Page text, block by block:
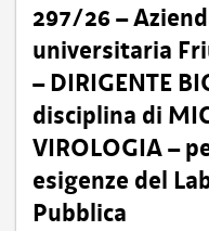
297/26 –
universitaria
– DIRIGENTE
disciplina di
VIROLOGIA –
esigenze del
Pubblica